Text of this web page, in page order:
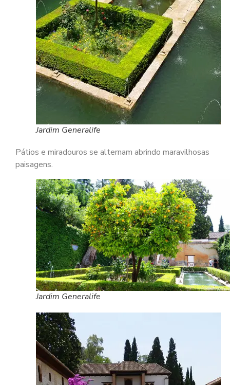
Jardim Generalife
Pátios e miradouros se alternam abrindo maravilhosas
paisagens.
Jardim Generalife